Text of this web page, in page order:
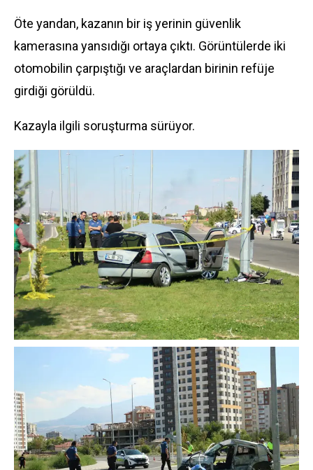
Öte yandan, kazanın bir iş yerinin güvenlik
kamerasına yansıdığı ortaya çıktı. Görüntülerde iki
otomobilin çarpıştığı ve araçlardan birinin refüje
girdiği görüldü.
Kazayla ilgili soruşturma sürüyor.